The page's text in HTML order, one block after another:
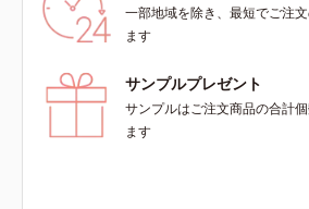
一部地域を除き、最短でご注
ます
サンプルプレゼント
サンプルはご注文商品の合計
ます